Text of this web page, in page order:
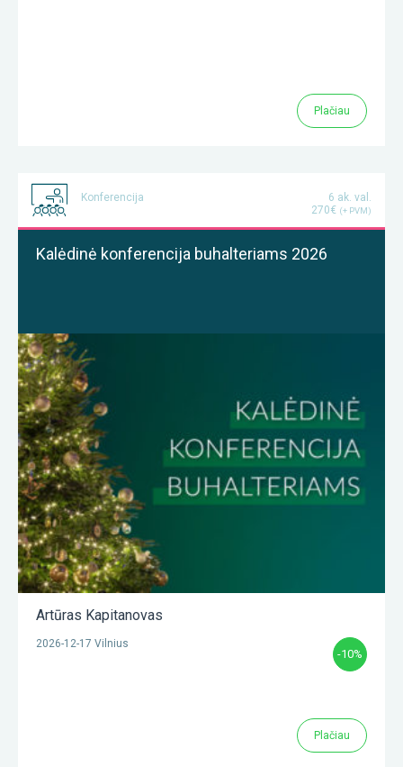
Plačiau
Konferencija
6 ak. val.
270€ (+ PVM)
Kalėdinė konferencija buhalteriams 2026
Artūras Kapitanovas
2026-12-17 Vilnius
-10%
Plačiau